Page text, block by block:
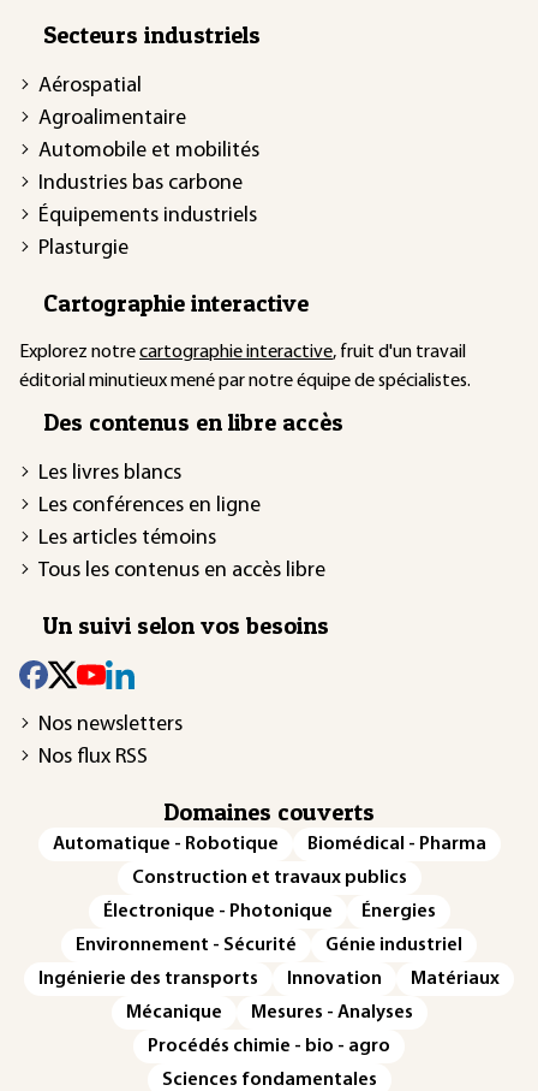
Secteurs industriels
Aérospatial
Agroalimentaire
Automobile et mobilités
Industries bas carbone
Équipements industriels
Plasturgie
Cartographie interactive
Explorez notrecartographie interactive, fruit d'un travail
éditorial minutieux mené par notre équipe de spécialistes.
Des contenus en libre accès
Les livres blancs
Les conférences en ligne
Les articles témoins
Tous les contenus en accès libre
Un suivi selon vos besoins
Nos newsletters
Nos flux RSS
Domaines couverts
Automatique - Robotique
Biomédical - Pharma
Construction et travaux publics
Électronique - Photonique
Énergies
Environnement - Sécurité
Génie industriel
Ingénierie des transports
Innovation
Matériaux
Mécanique
Mesures - Analyses
Procédés chimie - bio - agro
Sciences fondamentales